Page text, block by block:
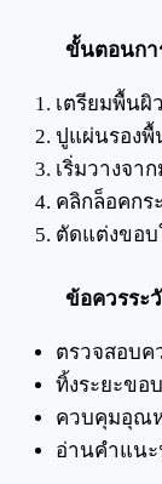
ขั้นตอนกา
เตรียมพื้นผิ
ปูแผ่นรองพื้
เริ่มวางจา
คลิกล็อคกร
ตัดแต่งขอบ
ข้อควรระ
ตรวจสอบค
ทิ้งระยะขอ
ควบคุมอุณ
อ่านคำแนะ